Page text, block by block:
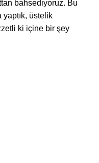
bahsediyoruz. Bu
üstelik
ki içine bir şey